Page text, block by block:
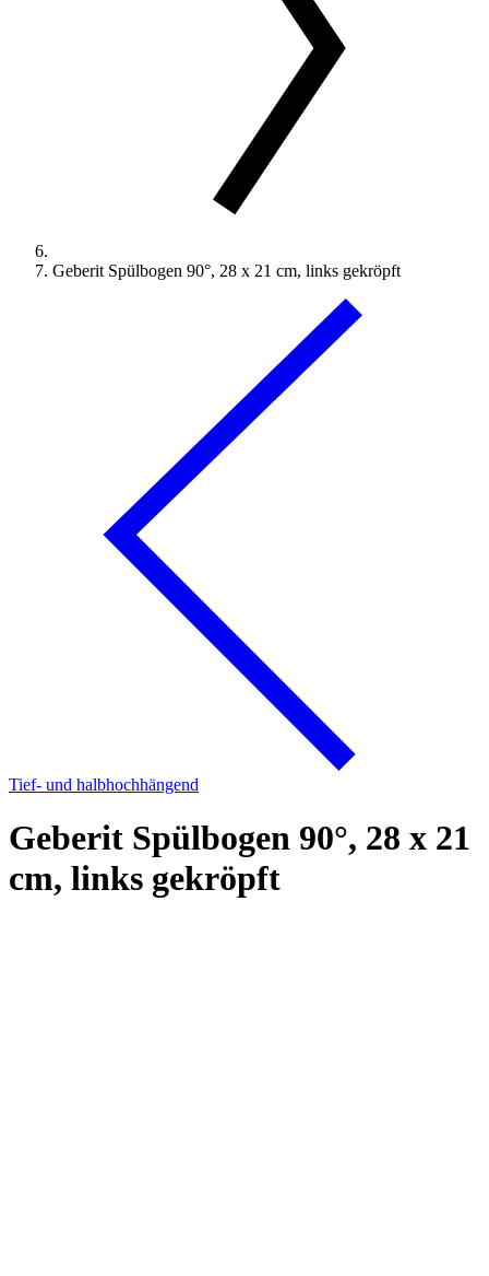
Geberit Spülbogen 90°, 28 x 21 cm, links gekröpft
Tief- und halbhochhängend
Geberit Spülbogen 90°, 28 x 21
cm, links gekröpft